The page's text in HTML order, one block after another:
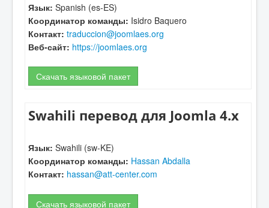
Язык: Spanish (es-ES)
Координатор команды: Isidro Baquero
Контакт: traduccion@joomlaes.org
Веб-сайт: https://joomlaes.org
Скачать языковой пакет
Swahili перевод для Joomla 4.x
Язык: Swahili (sw-KE)
Координатор команды: Hassan Abdalla
Контакт: hassan@att-center.com
Скачать языковой пакет